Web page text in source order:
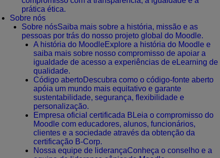
prática ética.
Sobre nós
Sobre nósSaiba mais sobre a história, missão e as
pessoas por trás do nosso projeto global do Moodle.
A história do Moodle Explore a história do Moodle e
saiba mais sobre nosso compromisso de apoiar a
igualdade de acesso a experiências de eLearning de
qualidade.
Código abertoDescubra como o código-fonte aberto
apóia um mundo mais equitativo e garante
sustentabilidade, segurança, flexibilidade e
personalização.
Empresa oficial certificada B Leia o compromisso do
Moodle com educadores, alunos, funcionários,
clientes e a sociedade através da obtenção da
certificação B-Corp.
Nossa equipe de liderançaConheça o conselho e a